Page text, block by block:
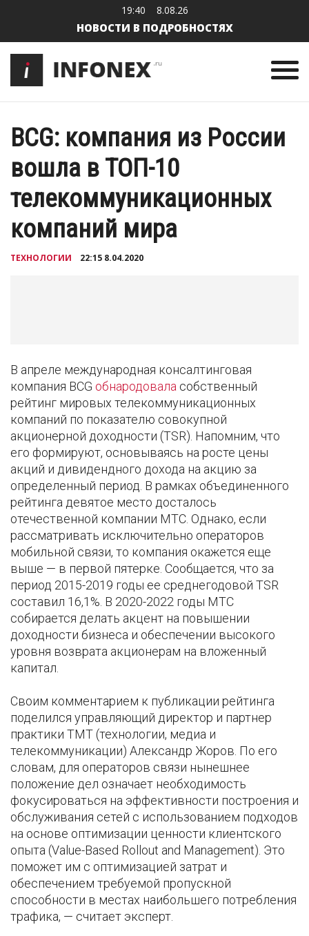
19:40 8.08.26
НОВОСТИ В ПОДРОБНОСТЯХ
BCG: компания из России
вошла в ТОП-10
телекоммуникационных
компаний мира
ТЕХНОЛОГИИ 22:15 8.04.2020
В апреле международная консалтинговая
компания BCG обнародовала собственный
рейтинг мировых телекоммуникационных
компаний по показателю совокупной
акционерной доходности (TSR). Напомним, что
его формируют, основываясь на росте цены
акций и дивидендного дохода на акцию за
определенный период. В рамках объединенного
рейтинга девятое место досталось
отечественной компании МТС. Однако, если
рассматривать исключительно операторов
мобильной связи, то компания окажется еще
выше — в первой пятерке. Сообщается, что за
период 2015-2019 годы ее среднегодовой TSR
составил 16,1%. В 2020-2022 годы МТС
собирается делать акцент на повышении
доходности бизнеса и обеспечении высокого
уровня возврата акционерам на вложенный
капитал.
Своим комментарием к публикации рейтинга
поделился управляющий директор и партнер
практики ТМТ (технологии, медиа и
телекоммуникации) Александр Жоров. По его
словам, для операторов связи нынешнее
положение дел означает необходимость
фокусироваться на эффективности построения и
обслуживания сетей с использованием подходов
на основе оптимизации ценности клиентского
опыта (Value-Based Rollout and Management). Это
поможет им с оптимизацией затрат и
обеспечением требуемой пропускной
способности в местах наибольшего потребления
трафика, — считает эксперт.